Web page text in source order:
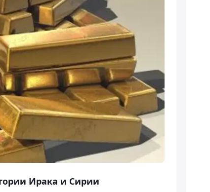
Ирака и Сирии